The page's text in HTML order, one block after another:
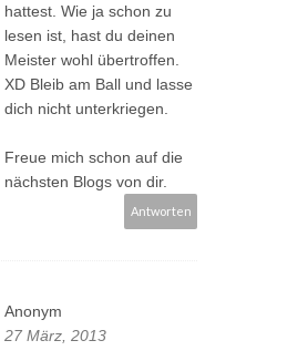
hattest. Wie ja schon zu
lesen ist, hast du deinen
Meister wohl übertroffen.
XD Bleib am Ball und lasse
dich nicht unterkriegen.
Freue mich schon auf die
nächsten Blogs von dir.
Antworten
Anonym
27 März, 2013